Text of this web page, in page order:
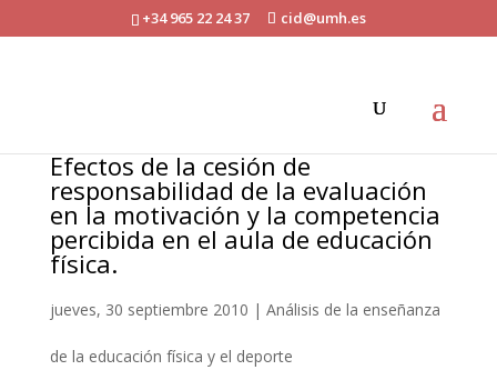
+34 965 22 24 37 cid@umh.es
Efectos de la cesión de
responsabilidad de la evaluación
en la motivación y la competencia
percibida en el aula de educación
física.
jueves, 30 septiembre 2010 | Análisis de la enseñanza
de la educación física y el deporte